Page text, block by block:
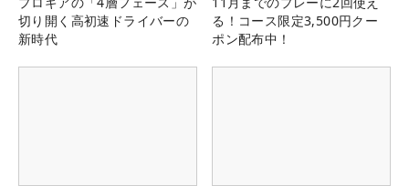
切り開く高初速ドライバーの
新時代
る！コース限定3,500円クー
ポン配布中！